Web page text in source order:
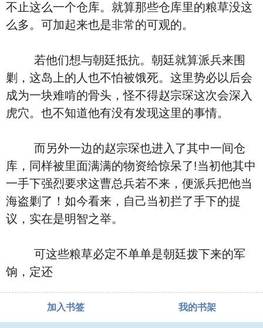
不止这么一个仓库。就算那些仓库里的粮草没这
么多。可加起来也是非常的可观的。
若他们想与朝廷抵抗。朝廷就算派兵来围
剿，这岛上的人也不怕被饿死。这里势必以后会
成为一块难啃的骨头，怪不得赵宗琛这次会深入
虎穴。也不知道他有没有发现这里的事情。
而另外一边的赵宗琛也进入了其中一间仓
库，同样被里面满满的物资给惊呆了!当初他其中
一手下强烈要求这曹总兵若不来，便派兵把他当
海盗剿了！如今看来，自己当初拦了手下的提
议，实在是明智之举。
可这些粮草必定不单单是朝廷拨下来的军
饷，定还
加入书签 我的书架